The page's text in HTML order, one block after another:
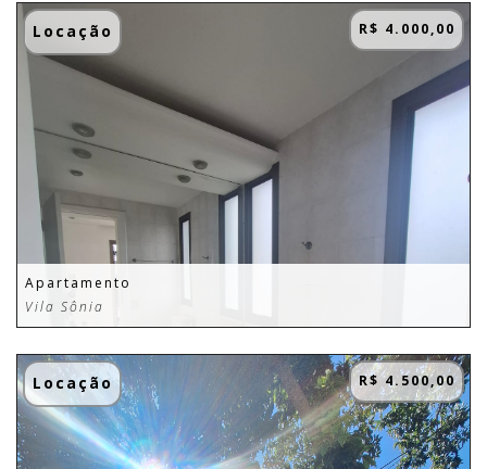
Locação R$ 4.000,00
Apartamento
Vila Sônia
Locação R$ 4.500,00